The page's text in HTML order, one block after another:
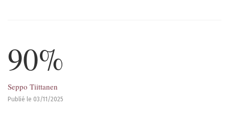
90%
Seppo Tiittanen
Publié le 03/11/2025